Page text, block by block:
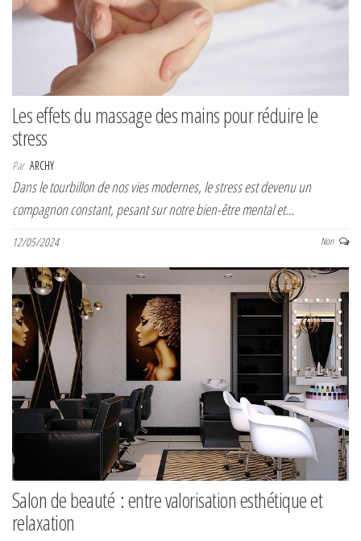
Les effets du massage des mains pour réduire le
stress
Par ARCHY
Dans le tourbillon de nos vies modernes, le stress est devenu un
compagnon constant, pesant sur notre bien-être mental et…
12/05/2024 Non
Salon de beauté : entre valorisation esthétique et
relaxation